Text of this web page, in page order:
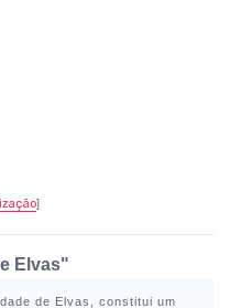
]
Elvas"
de Elvas
, constitui um